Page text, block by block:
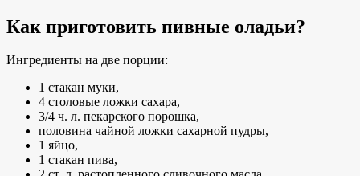
Как приготовить пивные оладьи?
Ингредиенты на две порции:
1 стакан муки,
4 столовые ложки сахара,
3/4 ч. л. пекарского порошка,
половина чайной ложки сахарной пудры,
1 яйцо,
1 стакан пива,